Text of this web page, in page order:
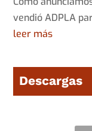
vendió ADPLA
leer más
Descargas